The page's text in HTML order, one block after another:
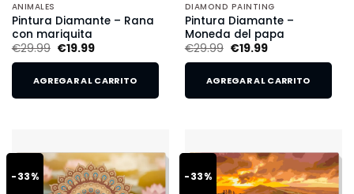
ANIMALES
Pintura Diamante – Rana
con mariquita
€29.99 €19.99
AGREGAR AL CARRITO
DIAMOND PAINTING
Pintura Diamante –
Moneda del papa
€29.99 €19.99
AGREGAR AL CARRITO
-33% -33%